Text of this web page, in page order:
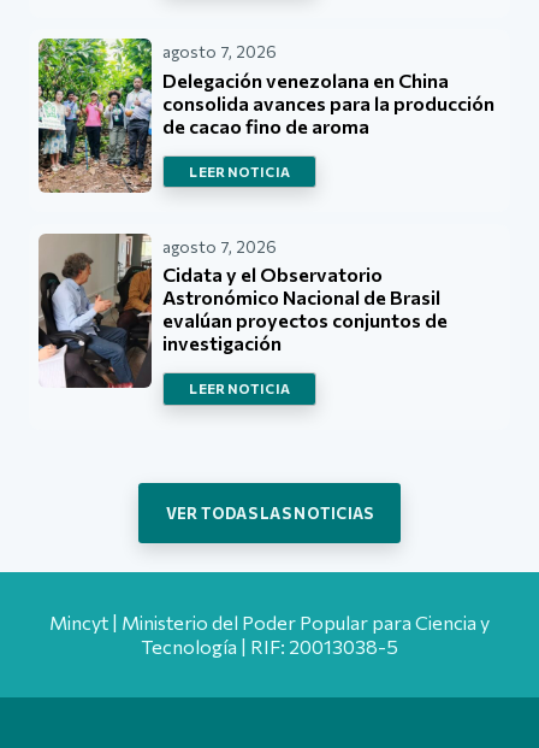
agosto 7, 2026
Delegación venezolana en China
consolida avances para la producción
de cacao fino de aroma
LEER NOTICIA
agosto 7, 2026
Cidata y el Observatorio
Astronómico Nacional de Brasil
evalúan proyectos conjuntos de
investigación
LEER NOTICIA
VER TODAS LAS NOTICIAS
Mincyt | Ministerio del Poder Popular para Ciencia y
Tecnología | RIF: 20013038-5